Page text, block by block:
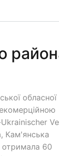
обласної
Кам'янська
отримала 60